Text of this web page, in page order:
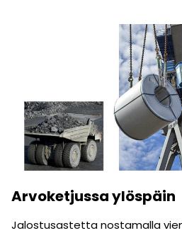
Arvoketjussa ylöspäin
Jalostusastetta nostamalla